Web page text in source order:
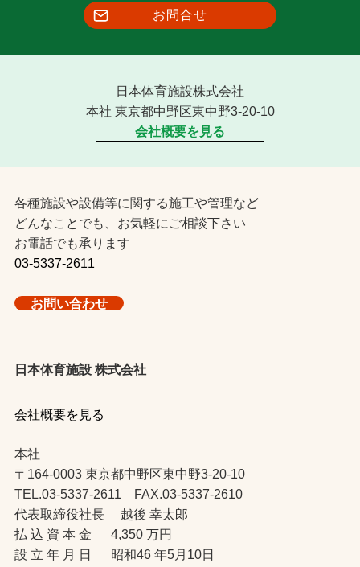
お問合せ
日本体育施設株式会社
本社 東京都中野区東中野3-20-10
会社概要を見る
各種施設や設備等に関する施工や管理など
どんなことでも、お気軽にご相談下さい
お電話でも承ります
03-5337-2611
お問い合わせ
日本体育施設 株式会社
会社概要を見る
本社
〒164-0003 東京都中野区東中野3-20-10
TEL.03-5337-2611 FAX.03-5337-2610
代表取締役社長 越後 幸太郎
払 込 資 本 金 4,350 万円
設 立 年 月 日 昭和46 年5月10日